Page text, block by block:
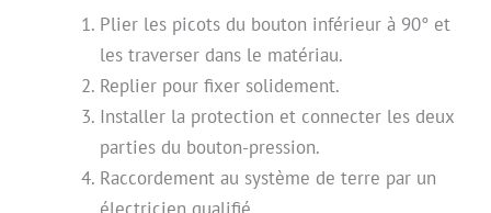
Plier les picots du bouton inférieur à 90° et
les traverser dans le matériau.
Replier pour fixer solidement.
Installer la protection et connecter les deux
parties du bouton-pression.
Raccordement au système de terre par un